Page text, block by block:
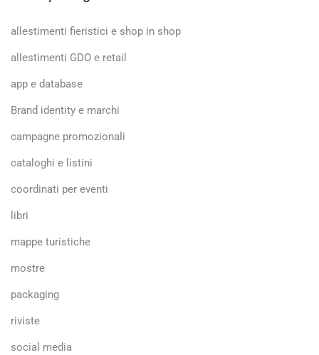
allestimenti fieristici e shop in shop
allestimenti GDO e retail
app e database
Brand identity e marchi
campagne promozionali
cataloghi e listini
coordinati per eventi
libri
mappe turistiche
mostre
packaging
riviste
social media